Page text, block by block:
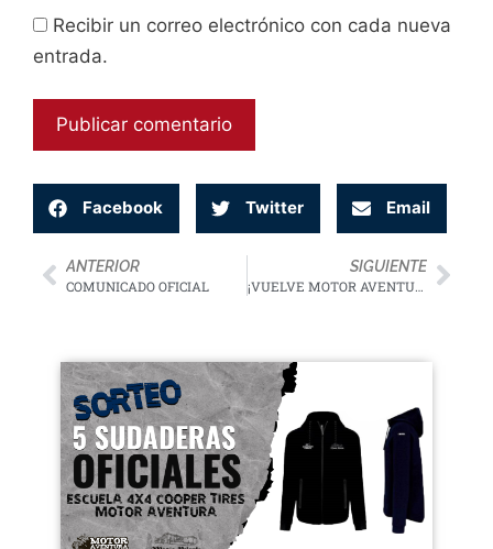
Recibir un correo electrónico con cada nueva
entrada.
Facebook Twitter Email
ANTERIOR
COMUNICADO OFICIAL
SIGUIENTE
¡VUELVE MOTOR AVENTURA 2022!